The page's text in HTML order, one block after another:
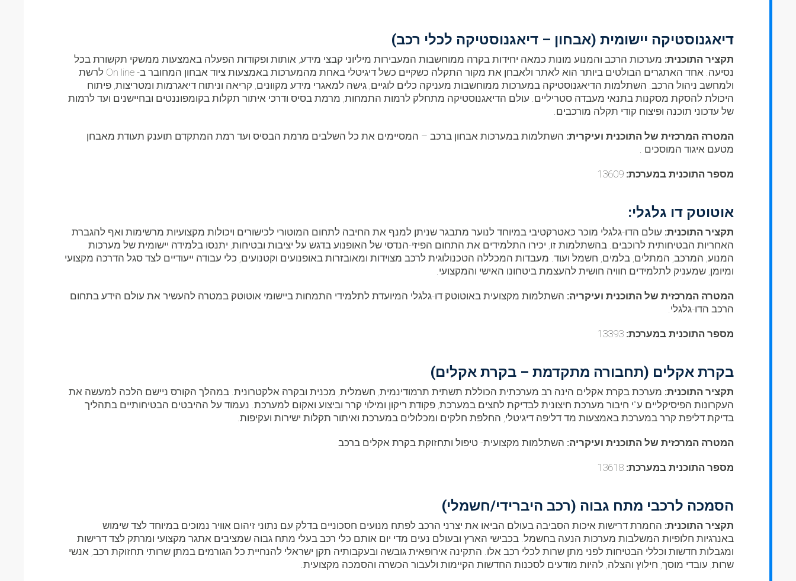
דיאגנוסטיקה יישומית (אבחון – דיאגנוסטיקה לכלי רכב)
תקציר התוכנית: מערכות הרכב והמנוע מונות כמאה יחידות בקרה ממוחשבות המעבירות מיליוני קבצי מידע, אותות ופקודות הפעלה באמצעות ממשקי תקשורת בכל
נסיעה. אחד האתגרים הבולטים ביותר הוא לאתר ולאבחן את מקור התקלה כשקיים כשל דיגיטלי באחת מהמערכות באמצעות ציוד אבחון המחובר ב- On line לרשת
ולמחשב ניהול הרכב. השתלמות הדיאגנוסטיקה במערכות ממוחשבות מעניקה כלים לוגיים, גישה למאגרי מידע מקוונים, קריאה וניתוח דיאגרמות ומטריצות, פיתוח
היכולת להסקת מסקנות בתנאי מעבדה סטריליים. עולם הדיאגנוסטיקה מתחלק לרמות התמחות, מרמת בסיס ודרכי איתור תקלות בקומפוננטים ובחיישנים ועד לרמות
של עדכוני תוכנה ופיצוח קודי תקלה מורכבים.
המטרה המרכזית של התוכנית ועיקרית: השתלמות במערכות אבחון ברכב – המסיימים את כל השלבים מרמת הבסיס ועד רמת המתקדם תוענק תעודת מאבחן
מטעם איגוד המוסכים .
מספר התוכנית במערכת:
אוטוטק דו גלגלי:
תקציר התוכנית: עולם הדו-גלגלי מוכר כאטרקטיבי במיוחד לנוער מתבגר שניתן למנף את החיבה לתחום המוטורי לכישורים ויכולות מקצועיות מרשימות ואף להגברת
האחריות הבטיחותית לרוכבים. בהשתלמות זו, יכירו התלמידים את התחום הפיזי-הנדסי של האופנוע בדגש על יציבות ובטיחות, יתנסו בלמידה יישומית של מערכות
המנוע, המרכב, המתלים, בלמים, חשמל ועוד. מעבדות המכללה הטכנולוגית לרכב מצוידות ומאובזרות באופנועים וקטנועים, כלי עבודה ייעודיים לצד סגל הדרכה מקצועי
ומיומן, שמעניק לתלמידים חוויה חושית להעצמת ביטחונו האישי והמקצועי.
המטרה המרכזית של התוכנית ועיקריה: השתלמות מקצועית באוטוטק דו-גלגלי המיועדת לתלמידי התמחות ביישומי אוטוטק במטרה להעשיר את עולם הידע בתחום
הרכב הדו-גלגלי.
מספר התוכנית במערכת:
בקרת אקלים (תחבורה מתקדמת – בקרת אקלים)
תקציר התוכנית: מערכת בקרת אקלים הינה רב מערכתית הכוללת תשתית תרמודינמית, חשמלית, מכנית ובקרה אלקטרונית. במהלך הקורס ניישם הלכה למעשה את
העקרונות הפיסיקליים ע”י חיבור מערכת חיצונית לבדיקת לחצים במערכת, פקודת ריקון ומילוי קרר וביצוע ואקום למערכת. נעמוד על ההיבטים הבטיחותיים בתהליך
בדיקת דליפת קרר במערכת באמצעות מד דליפה דיגיטלי, החלפת חלקים ומכלולים במערכת ואיתור תקלות ישירות ועקיפות.
המטרה המרכזית של התוכנית ועיקריה: השתלמות מקצועית- טיפול ותחזוקת בקרת אקלים ברכב
מספר התוכנית במערכת:
הסמכה לרכבי מתח גבוה (רכב היברידי/חשמלי)
תקציר התוכנית: החמרת דרישות איכות הסביבה בעולם הביאו את יצרני הרכב לפתח מנועים חסכוניים בדלק עם נתוני זיהום אוויר נמוכים במיוחד לצד שימוש
באנרגיות חלופיות המשלבות מערכות הנעה בחשמל. בכבישי הארץ ובעולם נעים מדי יום אותם כלי רכב בעלי מתח גבוה שמציבים אתגר מקצועי ומרתק לצד דרישות
ומגבלות חדשות וכללי הבטיחות לפני מתן שרות לכלי רכב אלו. התקינה אירופאית גובשה ובעקבותיה תקן ישראלי להנחיית כל הגורמים במתן שרותי תחזוקת רכב, אנשי
שרות, עובדי מוסך, חילוץ והצלה, להיות מודעים לסכנות החדשות הקיימות ולעבור הכשרה והסמכה מקצועית.